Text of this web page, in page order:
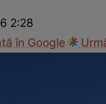
2:28
în Google